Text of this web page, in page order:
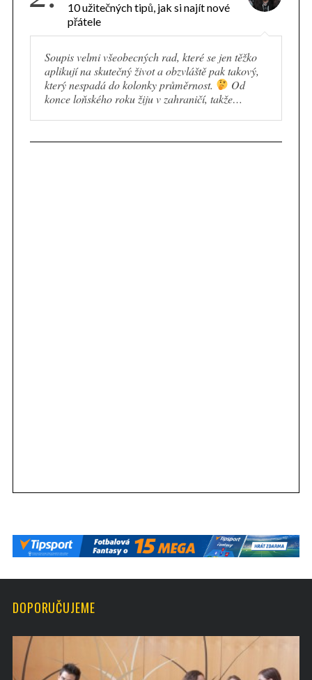
10 užitečných tipů, jak si najít nové
přátele
Soupis velmi všeobecných rad, které se jen těžko
aplikují na skutečný život a obzvláště pak takový,
který nespadá do kolonky průměrnost.
Od
konce loňského roku žiju v zahraničí, takže…
DOPORUČUJEME